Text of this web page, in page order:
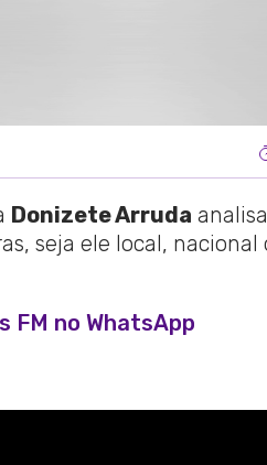
Donizete Arruda
seja ele local, nacional
FM no WhatsApp